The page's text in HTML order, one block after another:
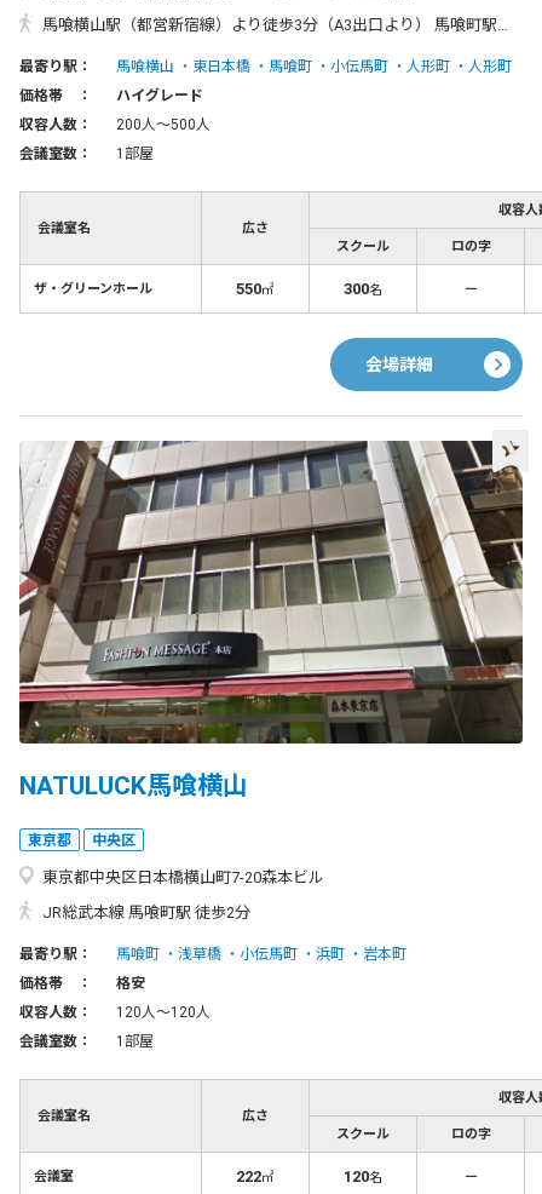
馬喰横山駅（都営新宿線）より徒歩3分（A3出口より） 馬喰町駅（JR総武快速線）、東日本橋駅（都営浅草線） 地下道通って馬喰横山駅より徒歩3分（A3出口より） 人形町駅（東京メトロ日比谷線・都営浅草線）より徒歩5分（A4出口より） 小伝馬町駅（東京メトロ日比谷線）より徒歩4分（1出口より）
最寄り駅： 馬喰横山 東日本橋 馬喰町 小伝馬町 人形町
人形町
価格帯 ：
ハイグレード
収容人数：
200人〜500人
会議室数：
1部屋
会議室名 広さ
収容人
スクール ロの字
ザ・グリーンホール 550㎡ 300名 －
会場詳細
NATULUCK馬喰横山
東京都 中央区
東京都中央区日本橋横山町7-20森本ビル
JR総武本線 馬喰町駅 徒歩2分
最寄り駅： 馬喰町 浅草橋 小伝馬町 浜町
岩本町
価格帯 ：
格安
収容人数：
120人〜120人
会議室数：
1部屋
会議室名 広さ
収容人
スクール ロの字
会議室 222㎡ 120名 －